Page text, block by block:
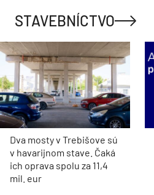
STAVEBNÍCTVO
Dva mosty v Trebišove sú
v havarijnom stave. Čaká
ich oprava spolu za 11,4
mil. eur